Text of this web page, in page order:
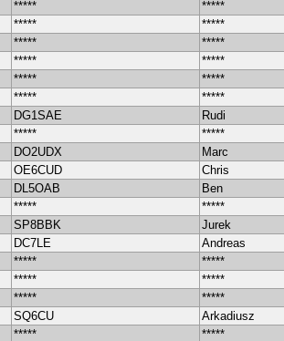
*****
*****
*****
*****
*****
*****
*****
*****
*****
*****
*****
*****
DG1SAE
Rudi
*****
*****
DO2UDX
Marc
OE6CUD
Chris
DL5OAB
Ben
*****
*****
SP8BBK
Jurek
DC7LE
Andreas
*****
*****
*****
*****
*****
*****
SQ6CU
Arkadiusz
***** *****